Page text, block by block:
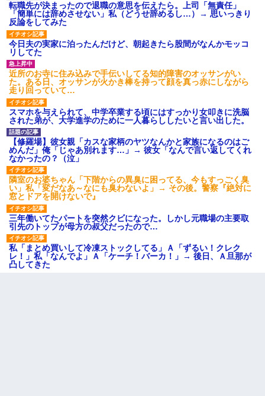
転職先が決まったので退職の意思を伝えたら。上司「無責任」
「簡単には辞めさせない」私（どうせ辞めるし…）→ 思いっきり
反論をしてみた
今日夫の実家に泊ったんだけど、朝起きたら股間がなんかモッコ
リしてた
近所のお寺に住み込みで手伝いしてる知的障害のオッサンがい
た。ある日、オッサンが火かき棒を持って顔を真っ赤にしながら
走り回っていて…
スマホを与えられて、中学卒業する頃にはすっかり女叩きに洗脳
された弟が、大学進学のために一人暮らししたいと言い出した。
【修羅場】彼女親「カスな家柄のヤツなんかと家族になるのはご
めんだ」俺「じゃあ別れます…」→ 彼女「なんで言い返してくれ
なかったの？（泣」
隣室のお婆ちゃん「下階からの異臭に困ってる、今もすっごく臭
い」私「変だなあ～なにも臭わないよ」→ その後。警察『絶対に
窓とドアを開けないで』
三年働いてたパートを突然クビになった。しかし元職場の主要取
引先のトップが母方の叔父だったので…
私「まとめ買いして冷凍ストックしてる」Ａ「ずるい！クレク
レ！」私「なんでよ」Ａ「ケーチ！バーカ！」→ 後日、Ａ旦那が
凸してきた